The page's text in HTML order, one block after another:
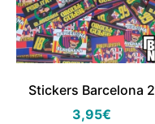
Stickers Barcelona 2
3,95€